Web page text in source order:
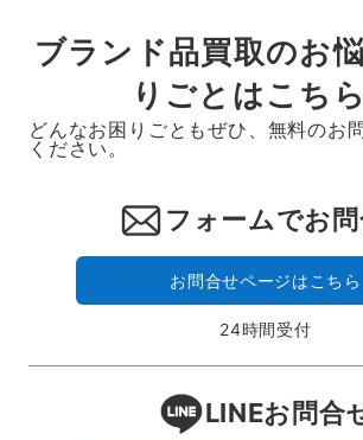
ブランド品買取のお
りごとはこち
どんなお困りごともぜひ、無料のお
ください。
フォームでお
お問合せページはこちら
24時間受付
LINEお問合